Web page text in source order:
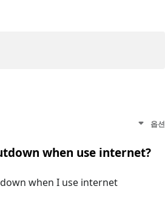
옵션
when use internet?
when I use internet